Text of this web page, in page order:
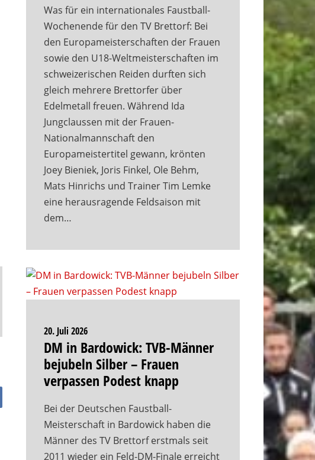
Was für ein internationales Faustball-
Wochenende für den TV Brettorf: Bei
den Europameisterschaften der Frauen
sowie den U18-Weltmeisterschaften im
schweizerischen Reiden durften sich
gleich mehrere Brettorfer über
Edelmetall freuen. Während Ida
Jungclaussen mit der Frauen-
Nationalmannschaft den
Europameistertitel gewann, krönten
Joey Bieniek, Joris Finkel, Ole Behm,
Mats Hinrichs und Trainer Tim Lemke
eine herausragende Feldsaison mit
dem…
20. Juli 2026
DM in Bardowick: TVB-Männer
bejubeln Silber – Frauen
verpassen Podest knapp
Bei der Deutschen Faustball-
Meisterschaft in Bardowick haben die
Männer des TV Brettorf erstmals seit
2011 wieder ein Feld-DM-Finale erreicht